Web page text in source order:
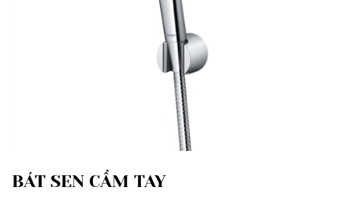
BÁT SEN CẦM TAY